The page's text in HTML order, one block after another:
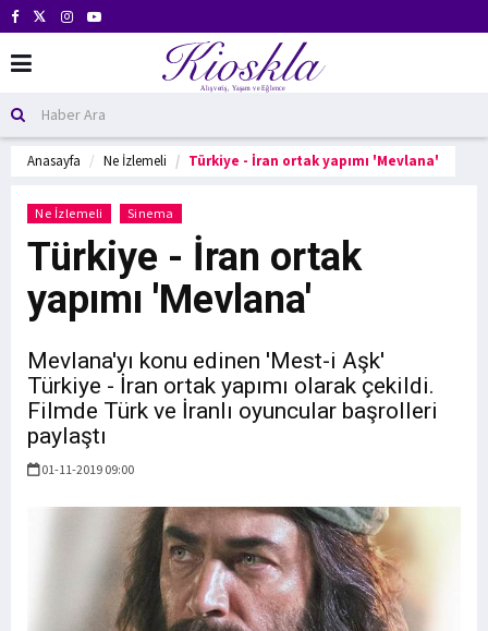
Anasayfa Ne İzlemeli Türkiye - İran ortak yapımı 'Mevlana'
Ne İzlemeli Sinema
Türkiye - İran ortak
yapımı 'Mevlana'
Mevlana'yı konu edinen 'Mest-i Aşk'
Türkiye - İran ortak yapımı olarak çekildi.
Filmde Türk ve İranlı oyuncular başrolleri
paylaştı
01-11-2019 09:00